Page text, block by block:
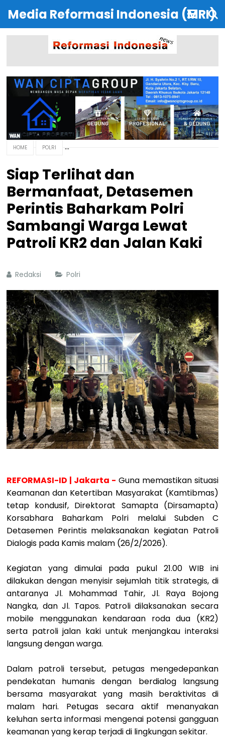
Media Reformasi Indonesia (MRI)
HOME POLRI
Siap Terlihat dan
Bermanfaat, Detasemen
Perintis Baharkam Polri
Sambangi Warga Lewat
Patroli KR2 dan Jalan Kaki
Redaksi Polri
REFORMASI-ID | Jakarta - Guna memastikan situasi
Keamanan dan Ketertiban Masyarakat (Kamtibmas)
tetap kondusif, Direktorat Samapta (Dirsamapta)
Korsabhara Baharkam Polri melalui Subden C
Detasemen Perintis melaksanakan kegiatan Patroli
Dialogis pada Kamis malam (26/2/2026).
Kegiatan yang dimulai pada pukul 21.00 WIB ini
dilakukan dengan menyisir sejumlah titik strategis, di
antaranya Jl. Mohammad Tahir, Jl. Raya Bojong
Nangka, dan Jl. Tapos. Patroli dilaksanakan secara
mobile menggunakan kendaraan roda dua (KR2)
serta patroli jalan kaki untuk menjangkau interaksi
langsung dengan warga.
Dalam patroli tersebut, petugas mengedepankan
pendekatan humanis dengan berdialog langsung
bersama masyarakat yang masih beraktivitas di
malam hari. Petugas secara aktif menanyakan
keluhan serta informasi mengenai potensi gangguan
keamanan yang kerap terjadi di lingkungan sekitar.